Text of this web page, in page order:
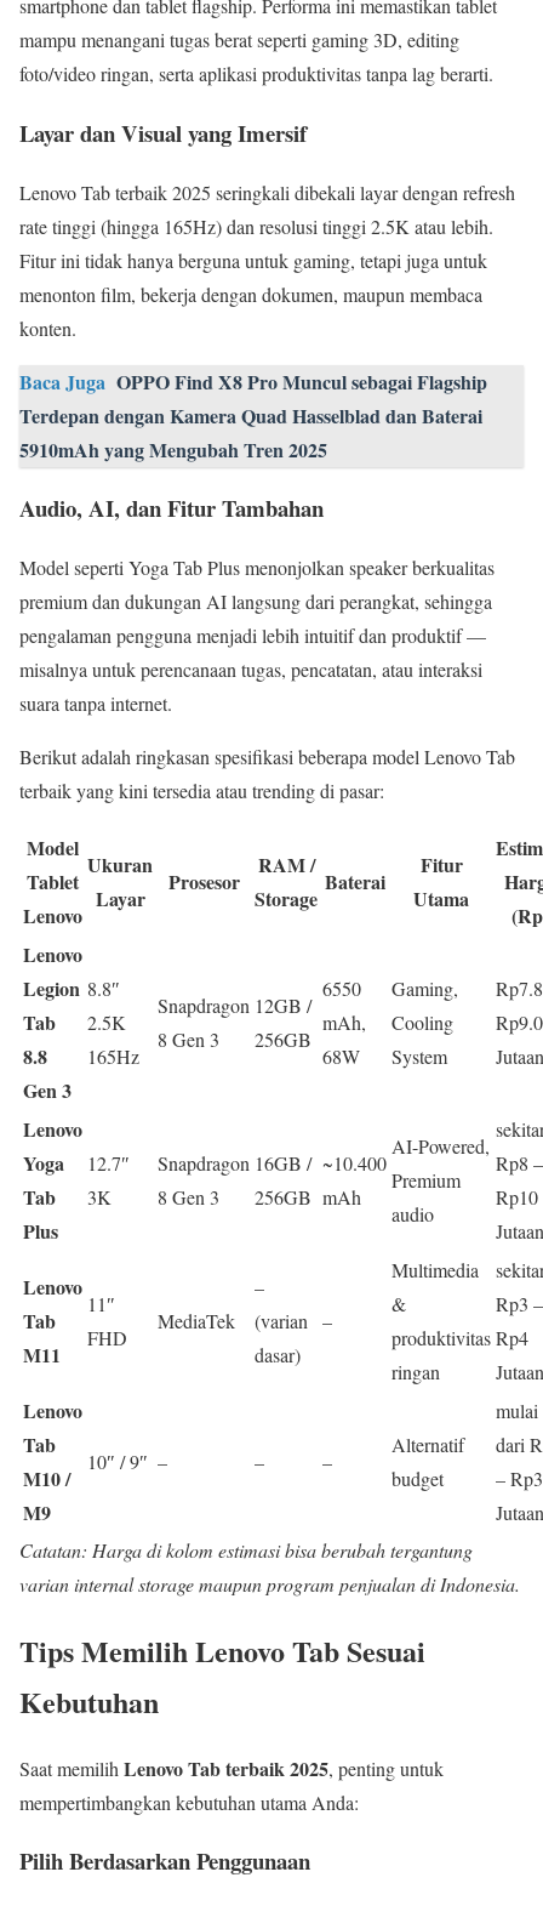
smartphone dan tablet flagship. Performa ini memastikan tablet
mampu menangani tugas berat seperti gaming 3D, editing
foto/video ringan, serta aplikasi produktivitas tanpa lag berarti.
Layar dan Visual yang Imersif
Lenovo Tab terbaik 2025 seringkali dibekali layar dengan refresh
rate tinggi (hingga 165Hz) dan resolusi tinggi 2.5K atau lebih.
Fitur ini tidak hanya berguna untuk gaming, tetapi juga untuk
menonton film, bekerja dengan dokumen, maupun membaca
konten.
Baca Juga OPPO Find X8 Pro Muncul sebagai Flagship
Terdepan dengan Kamera Quad Hasselblad dan Baterai
5910mAh yang Mengubah Tren 2025
Audio, AI, dan Fitur Tambahan
Model seperti Yoga Tab Plus menonjolkan speaker berkualitas
premium dan dukungan AI langsung dari perangkat, sehingga
pengalaman pengguna menjadi lebih intuitif dan produktif —
misalnya untuk perencanaan tugas, pencatatan, atau interaksi
suara tanpa internet.
Berikut adalah ringkasan spesifikasi beberapa model Lenovo Tab
terbaik yang kini tersedia atau trending di pasar:
Model
Tablet
Lenovo
Ukuran
Layar
Prosesor
RAM /
Storage
Baterai
Fitur
Utama
Lenovo
Legion
Tab
8.8
Gen 3
8.8″
2.5K
165Hz
Snapdragon
8 Gen 3
12GB /
256GB
6550
mAh,
68W
Gaming,
Cooling
System
Rp9.0
Jutaan
Lenovo
Yoga
Tab
Plus
12.7″
3K
Snapdragon
8 Gen 3
16GB /
256GB
~10.400
mAh
AI-Powered,
Premium
audio
Rp8 –
Rp10
Jutaan
Lenovo
Tab
M11
11″
FHD
MediaTek
–
(varian
dasar)
–
Multimedia
&
produktivitas
ringan
Rp3 –
Rp4
Jutaan
Lenovo
Tab
M10 /
M9
10″ / 9″ – – –
Alternatif
budget
mulai
dari
–
Jutaan
Catatan: Harga di kolom estimasi bisa berubah tergantung
varian internal storage maupun program penjualan di Indonesia.
Tips Memilih Lenovo Tab Sesuai
Kebutuhan
Saat memilih Lenovo Tab terbaik 2025, penting untuk
mempertimbangkan kebutuhan utama Anda:
Pilih Berdasarkan Penggunaan